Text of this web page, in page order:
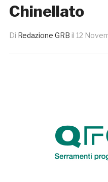
Chinellato
Di Redazione GRB il 12